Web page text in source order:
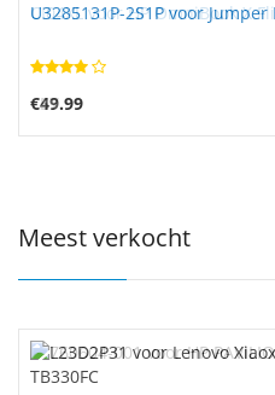
U3285131P-2S1P voor Jumper
€49.99
Meest verkocht